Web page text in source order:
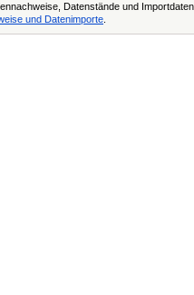
Datenstände und
und Datenimporte